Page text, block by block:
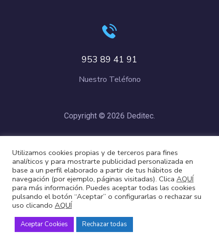
953 89 41 91
Nuestro Teléfono
Copyright © 2026 Deditec.
Cookies
Utilizamos cookies propias y de terceros para fines
analíticos y para mostrarte publicidad personalizada en
base a un perfil elaborado a partir de tus hábitos de
navegación (por ejemplo, páginas visitadas). Clica AQUÍ
para más información. Puedes aceptar todas las cookies
pulsando el botón “Aceptar” o configurarlas o rechazar su
uso clicando AQUÍ
Aceptar Cookies Rechazar todas